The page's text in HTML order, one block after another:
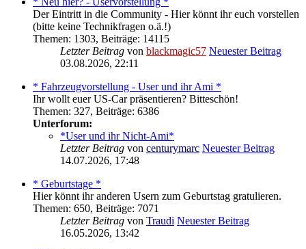
Der Eintritt in die Community - Hier könnt ihr euch vorstellen
(bitte keine Technikfragen o.ä.!)
Themen: 1303, Beiträge: 14115
Letzter Beitrag von blackmagic57 Neuester Beitrag
03.08.2026, 22:11
* Fahrzeugvorstellung - User und ihr Ami *
Ihr wollt euer US-Car präsentieren? Bitteschön!
Themen: 327, Beiträge: 6386
Unterforum:
*User und ihr Nicht-Ami*
Letzter Beitrag von centurymarc Neuester Beitrag
14.07.2026, 17:48
* Geburtstage *
Hier könnt ihr anderen Usern zum Geburtstag gratulieren.
Themen: 650, Beiträge: 7071
Letzter Beitrag von Traudi Neuester Beitrag
16.05.2026, 13:42